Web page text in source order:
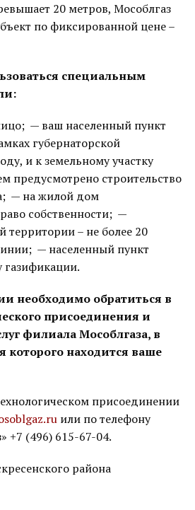
20 метров, Мособлгаз
по фиксированной цене –
специальным
— ваш населенный пункт
губернаторской
и к земельному участку
предусмотрено строительство
— на жилой дом
собственности; —
территории – не более 20
— населенный пункт
газификации.
необходимо обратиться в
присоединения и
филиала Мособлгаза, в
которого находится ваше
присоединении
или по телефону
+7 (496) 615-67-04.
района